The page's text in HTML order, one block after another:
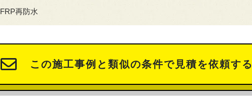
FRP再防水
この施工事例と類似の条件で見積を依頼する